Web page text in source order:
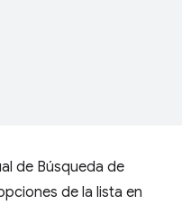
de Búsqueda de
de la lista en